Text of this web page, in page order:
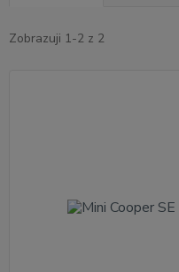
Zobrazuji 1-2 z 2